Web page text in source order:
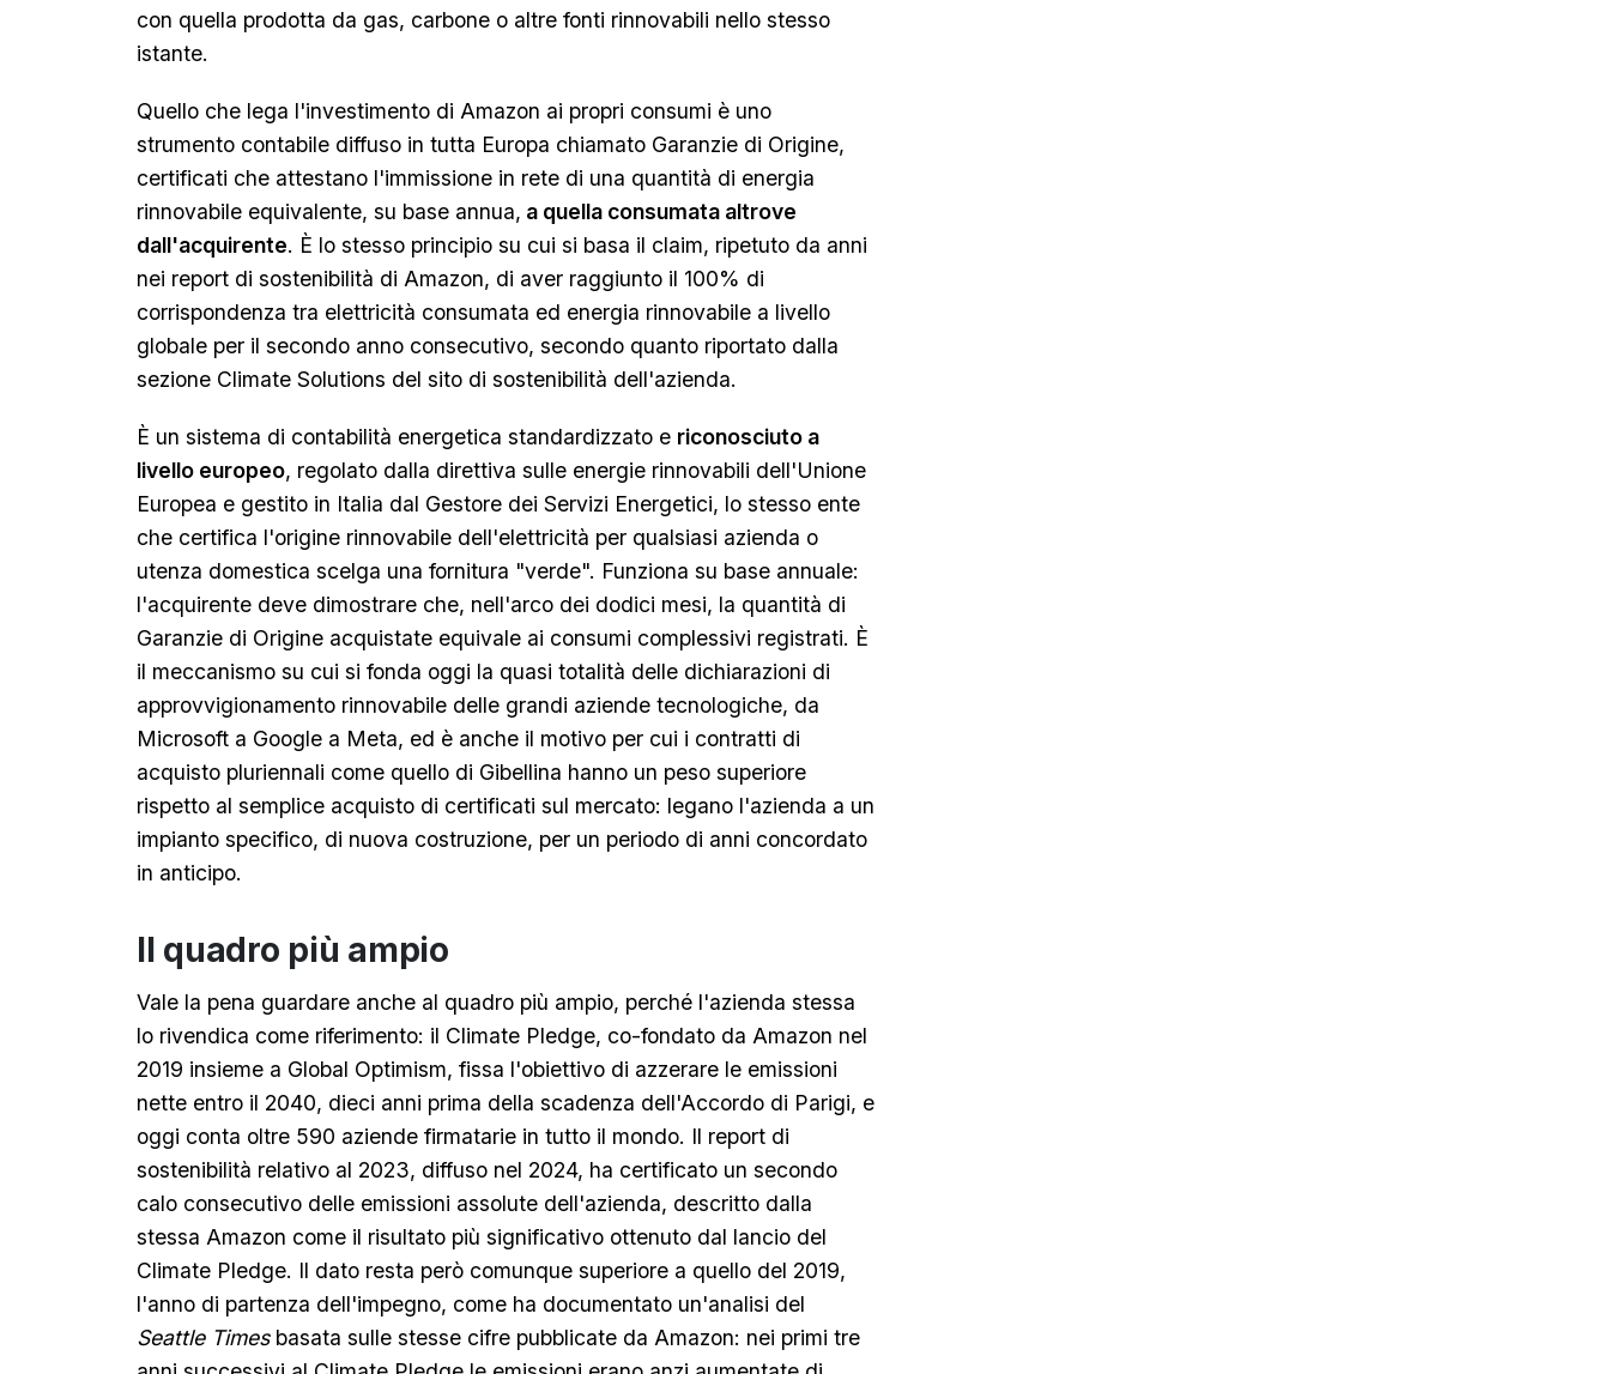
con quella prodotta da gas, carbone o altre fonti rinnovabili nello stesso
istante.
Quello che lega l'investimento di Amazon ai propri consumi è uno
strumento contabile diffuso in tutta Europa chiamato Garanzie di Origine,
certificati che attestano l'immissione in rete di una quantità di energia
rinnovabile equivalente, su base annua, a quella consumata altrove
dall'acquirente. È lo stesso principio su cui si basa il claim, ripetuto da anni
nei report di sostenibilità di Amazon, di aver raggiunto il 100% di
corrispondenza tra elettricità consumata ed energia rinnovabile a livello
globale per il secondo anno consecutivo, secondo quanto riportato dalla
sezione Climate Solutions del sito di sostenibilità dell'azienda.
È un sistema di contabilità energetica standardizzato e riconosciuto a
livello europeo, regolato dalla direttiva sulle energie rinnovabili dell'Unione
Europea e gestito in Italia dal Gestore dei Servizi Energetici, lo stesso ente
che certifica l'origine rinnovabile dell'elettricità per qualsiasi azienda o
utenza domestica scelga una fornitura "verde". Funziona su base annuale:
l'acquirente deve dimostrare che, nell'arco dei dodici mesi, la quantità di
Garanzie di Origine acquistate equivale ai consumi complessivi registrati. È
il meccanismo su cui si fonda oggi la quasi totalità delle dichiarazioni di
approvvigionamento rinnovabile delle grandi aziende tecnologiche, da
Microsoft a Google a Meta, ed è anche il motivo per cui i contratti di
acquisto pluriennali come quello di Gibellina hanno un peso superiore
rispetto al semplice acquisto di certificati sul mercato: legano l'azienda a un
impianto specifico, di nuova costruzione, per un periodo di anni concordato
in anticipo.
Il quadro più ampio
Vale la pena guardare anche al quadro più ampio, perché l'azienda stessa
lo rivendica come riferimento: il Climate Pledge, co-fondato da Amazon nel
2019 insieme a Global Optimism, fissa l'obiettivo di azzerare le emissioni
nette entro il 2040, dieci anni prima della scadenza dell'Accordo di Parigi, e
oggi conta oltre 590 aziende firmatarie in tutto il mondo. Il report di
sostenibilità relativo al 2023, diffuso nel 2024, ha certificato un secondo
calo consecutivo delle emissioni assolute dell'azienda, descritto dalla
stessa Amazon come il risultato più significativo ottenuto dal lancio del
Climate Pledge. Il dato resta però comunque superiore a quello del 2019,
l'anno di partenza dell'impegno, come ha documentato un'analisi del
Seattle Timesbasata sulle stesse cifre pubblicate da Amazon: nei primi tre